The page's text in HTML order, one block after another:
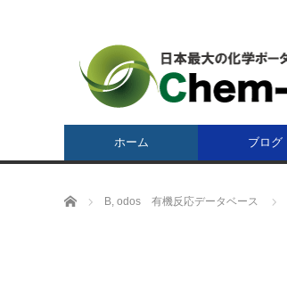
ホーム ブログ
ホーム B, odos 有機反応データベース